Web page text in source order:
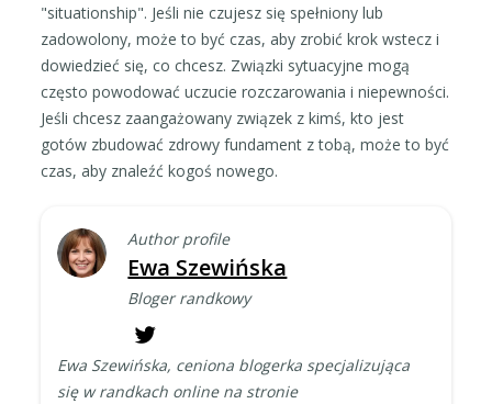
"situationship". Jeśli nie czujesz się spełniony lub
zadowolony, może to być czas, aby zrobić krok wstecz i
dowiedzieć się, co chcesz. Związki sytuacyjne mogą
często powodować uczucie rozczarowania i niepewności.
Jeśli chcesz zaangażowany związek z kimś, kto jest
gotów zbudować zdrowy fundament z tobą, może to być
czas, aby znaleźć kogoś nowego.
Author profile
Ewa Szewińska
Bloger randkowy
Ewa Szewińska, ceniona blogerka specjalizująca
się w randkach online na stronie